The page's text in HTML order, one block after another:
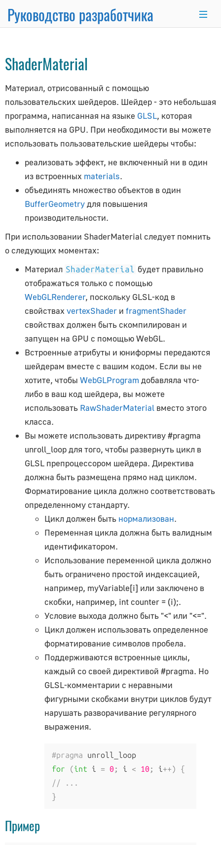
Руководство разработчика
Основные темы
Основы программирования
Использование Node.js и NPM
Интеграция с React.js/Vue.js
Комплект разработчика
Серверный рендеринг
Продвинутый WordPress
Анимационная система
Рисование линий
Матричные преобразования
Как обновлять объекты
Как получить исходники
Анимация
AnimationAction
AnimationClip
AnimationMixer
AnimationUtils
KeyframeTrack
NumberKeyframeTrack
QuaternionKeyframeTrack
VectorKeyframeTrack
Аудио
Audio
AudioContext
AudioListener
PositionalAudio
Вспомогательные объекты
ArrowHelper
AxesHelper
BoxHelper
Box3Helper
DirectionalLightHelper
GridHelper
PolarGridHelper
PlaneHelper
PointLightHelper
RectAreaLightHelper
SkeletonHelper
SpotLightHelper
Геометрия
CapsuleGeometry
CircleGeometry
ConeGeometry
EdgesGeometry
ExtrudeGeometry
Material→
ShaderMaterial
Материал, отрисованный с помощью
пользовательских шейдеров. Шейдер - это небольшая
программа, написанная на языке GLSL, которая
выполняется на GPU. При необходимости вы можете
использовать пользовательские шейдеры чтобы:
реализовать эффект, не включенный ни в один
из встроенных materials.
объединять множество объектов в один
BufferGeometryдля повышения
производительности.
При использовании ShaderMaterial следует помнить
о следующих моментах:
Материал ShaderMaterial будет правильно
отображаться только с помощью
WebGLRenderer, поскольку GLSL-код в
свойствах vertexShader и fragmentShader
свойствах должен быть скомпилирован и
запущен на GPU с помощью WebGL.
Встроенные атрибуты и юниформы передаются
шейдерам вместе с вашим кодом. Если вы не
хотите, чтобы WebGLProgram добавляла что-
либо в ваш код шейдера, вы можете
использовать RawShaderMaterial вместо этого
класса.
Вы можете использовать директиву #pragma
unroll_loop для того, чтобы развернуть цикл в
GLSL препроцессором шейдера. Директива
должна быть размещена прямо над циклом.
Форматирование цикла должно соответствовать
определенному стандарту.
Цикл должен быть нормализован.
Переменная цикла должна быть валидным
идентификатором.
Использование переменной цикла должно
быть ограничено простой индексацией,
например, myVariable[i] или заключено в
скобки, например, int counter = (i);.
Условие выхода должно быть "<" или "<=".
Цикл должен использовать определенное
форматирование символов пробела.
Поддерживаются встроенные циклы,
каждый со своей директивой #pragma. Но
GLSL-комментарии с неравными
фигурными скобками внутри циклов будут
нарушать разворачивание регулярного
выражения.
#pragma
for
(int i = 0 ; i < 10 ; i++)
{
// ...
}
Пример